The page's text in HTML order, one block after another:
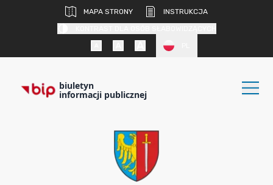
MAPA STRONY
INSTRUKCJA
biuletyn
informacji publicznej